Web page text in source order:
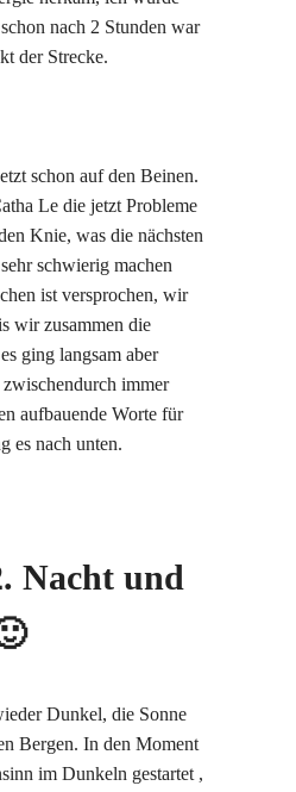
nach 2 Stunden war
der Strecke.
schon auf den Beinen.
Le die jetzt Probleme
Knie, was die nächsten
schwierig machen
ist versprochen, wir
wir zusammen die
ging langsam aber
immer
aufbauende Worte für
es nach unten.
Nacht und
Dunkel, die Sonne
Bergen. In den Moment
im Dunkeln gestartet ,